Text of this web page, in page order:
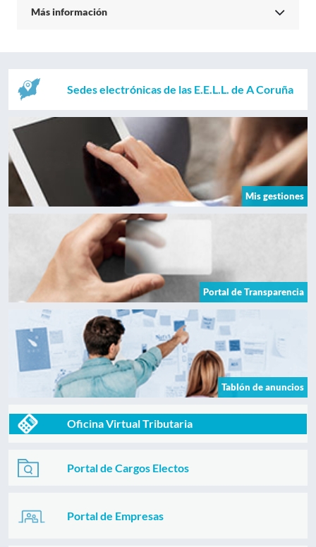
Más información
Sedes electrónicas de las E.E.L.L. de A Coruña
Mis gestiones
Portal de Transparencia
Tablón de anuncios
Oficina Virtual Tributaria
Portal de Cargos Electos
Portal de Empresas